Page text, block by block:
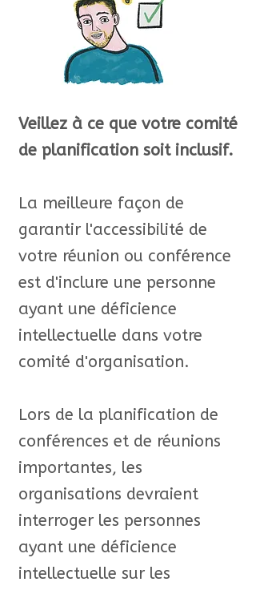
Veillez à ce que votre comité
de planification soit inclusif.
La meilleure façon de
garantir l'accessibilité de
votre réunion ou conférence
est d'inclure une personne
ayant une déficience
intellectuelle dans votre
comité d'organisation.
Lors de la planification de
conférences et de réunions
importantes, les
organisations devraient
interroger les personnes
ayant une déficience
intellectuelle sur les